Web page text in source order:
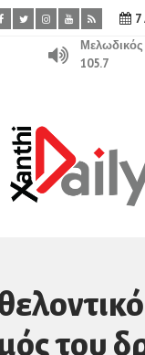
Μελωδικός
105.7
του